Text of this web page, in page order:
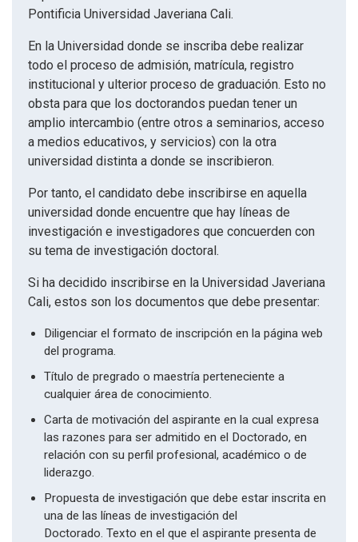
Pontificia Universidad Javeriana Cali.
En la Universidad donde se inscriba debe realizar
todo el proceso de admisión, matrícula, registro
institucional y ulterior proceso de graduación. Esto no
obsta para que los doctorandos puedan tener un
amplio intercambio (entre otros a seminarios, acceso
a medios educativos, y servicios) con la otra
universidad distinta a donde se inscribieron.
Por tanto, el candidato debe inscribirse en aquella
universidad donde encuentre que hay líneas de
investigación e investigadores que concuerden con
su tema de investigación doctoral.
Si ha decidido inscribirse en la Universidad Javeriana
Cali, estos son los documentos que debe presentar:
Diligenciar el formato de inscripción en la página web
del programa.
Título de pregrado o maestría perteneciente a
cualquier área de conocimiento.
Carta de motivación del aspirante en la cual expresa
las razones para ser admitido en el Doctorado, en
relación con su perfil profesional, académico o de
liderazgo.
Propuesta de investigación que debe estar inscrita en
una de las líneas de investigación del
Doctorado. Texto en el que el aspirante presenta de